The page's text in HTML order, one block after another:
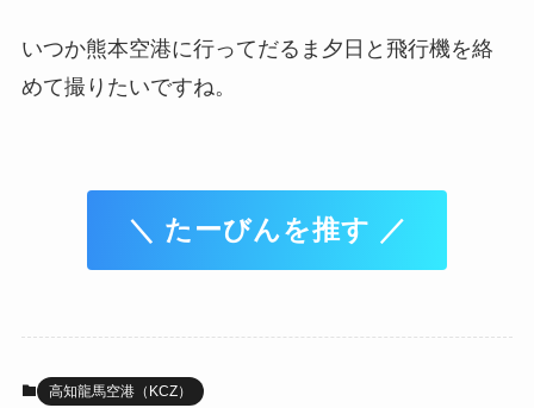
いつか熊本空港に行ってだるま夕日と飛行機を絡
めて撮りたいですね。
＼ たーびんを推す ／
高知龍馬空港（KCZ）